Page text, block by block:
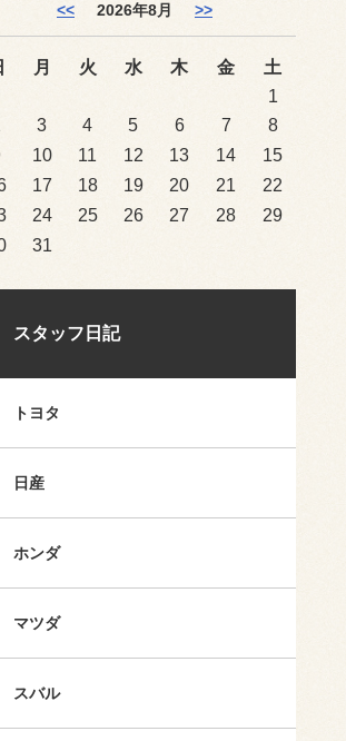
<< 2026年8月 >>
月 火 水 木 金
土
1
3 4 5 6 7
8
10 11 12 13 14
15
17 18 19 20 21
22
24 25 26 27 28
29
31
スタッフ日記
トヨタ
日産
ホンダ
マツダ
スバル